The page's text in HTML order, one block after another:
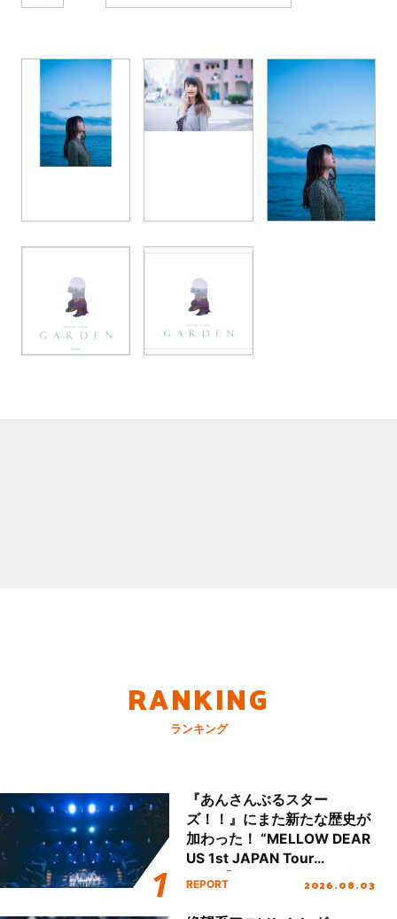
RANKING
ランキング
『あんさんぶるスター
ズ！！』にまた新たな歴史が
加わった！ “MELLOW DEAR
US 1st JAPAN Tour
Final「NICE to meet YOU
REPORT 2026.08.03